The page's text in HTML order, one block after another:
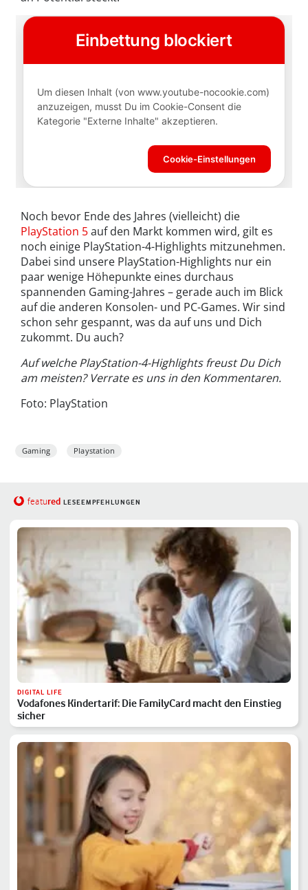
Noch bevor Ende des Jahres (vielleicht) die
PlayStation 5auf den Markt kommen wird, gilt es
noch einige PlayStation-4-Highlights mitzunehmen.
Dabei sind unsere PlayStation-Highlights nur ein
paar wenige Höhepunkte eines durchaus
spannenden Gaming-Jahres – gerade auch im Blick
auf die anderen Konsolen- und PC-Games. Wir sind
schon sehr gespannt, was da auf uns und Dich
zukommt. Du auch?
Auf welche PlayStation-4-Highlights freust Du Dich
am meisten? Verrate es uns in den Kommentaren.
Foto: PlayStation
Gaming Playstation
featured LESEEMPFEHLUNGEN
DIGITAL LIFE
Vodafones Kindertarif: Die FamilyCard macht den Einstieg
sicher